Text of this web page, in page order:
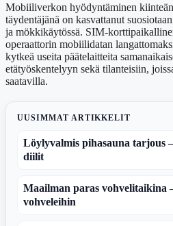
Mobiiliverkon hyödyntäminen
täydentäjänä on kasvattanut
ja mökkikäytössä. SIM-
operaattorin mobiilidatan
kytkeä useita päätelaitteita
etätyöskentelyyn sekä tilanteisiin,
saatavilla.
UUSIMMAT ARTIKKELIT
Löylyvalmis pihasauna tarjous
diilit
Maailman paras vohvelitaikina
vohveleihin